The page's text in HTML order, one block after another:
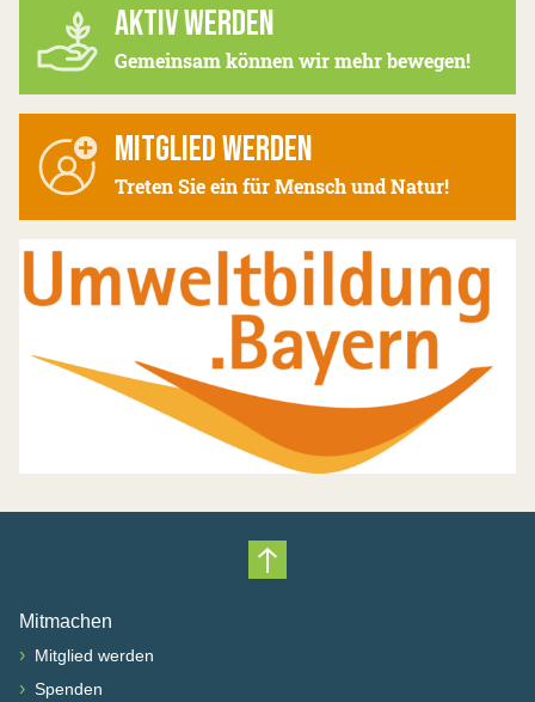
AKTIV WERDEN
Gemeinsam können wir mehr bewegen!
MITGLIED WERDEN
Treten Sie ein für Mensch und Natur!
Nach oben scrollen
Mitmachen
› Mitglied werden
› Spenden